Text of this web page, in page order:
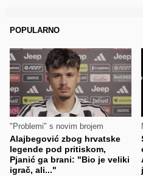
POPULARNO
"Problemi" s novim brojem
Alajbegović zbog hrvatske
legende pod pritiskom,
Pjanić ga brani: "Bio je veliki
igrač, ali..."